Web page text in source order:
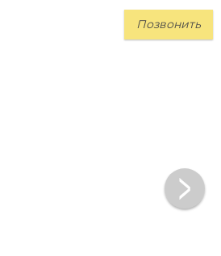
Позвонить